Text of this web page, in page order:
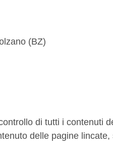
(BZ)
di tutti i contenuti
delle pagine